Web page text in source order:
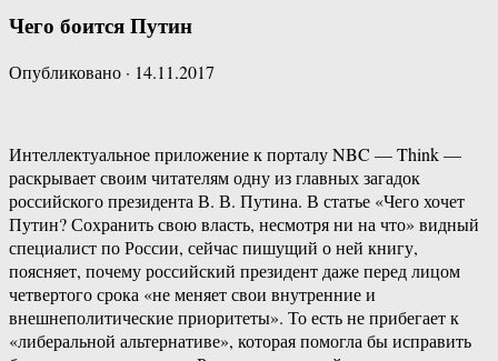
Чего боится Путин
Опубликовано · 14.11.2017
Интеллектуальное приложение к порталу NBC — Think —
раскрывает своим читателям одну из главных загадок
российского президента В. В. Путина. В статье «Чего хочет
Путин? Сохранить свою власть, несмотря ни на что» видный
специалист по России, сейчас пишущий о ней книгу,
поясняет, почему российский президент даже перед лицом
четвертого срока «не меняет свои внутренние и
внешнеполитические приоритеты». То есть не прибегает к
«либеральной альтернативе», которая помогла бы исправить